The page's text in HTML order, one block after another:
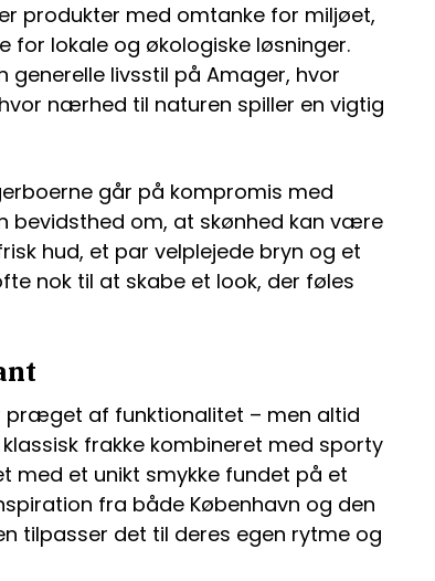
produkter med omtanke for miljøet,
for lokale og økologiske løsninger.
livsstil på Amager, hvor
nærhed til naturen spiller en vigtig
går på kompromis med
bevidsthed om, at skønhed kan være
hud, et par velplejede bryn og et
nok til at skabe et look, der føles
præget af funktionalitet – men altid
frakke kombineret med sporty
med et unikt smykke fundet på et
fra både København og den
tilpasser det til deres egen rytme og